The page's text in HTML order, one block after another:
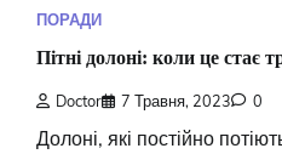
ПОРАДИ
Пітні долоні: коли це стає
Doctor 7 Травня, 2023 0
Долоні, які постійно